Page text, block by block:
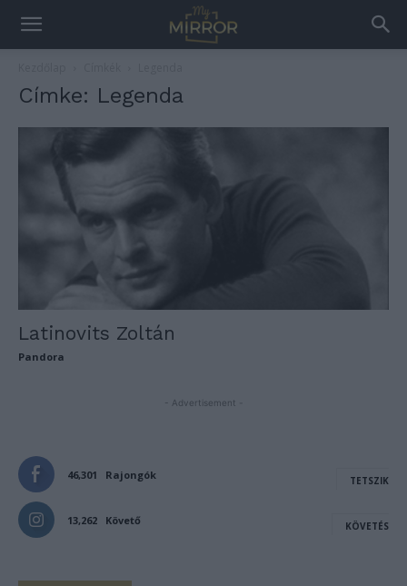
Címke: Legenda
Latinovits Zoltán
Pandora
- Advertisement -
46,301 Rajongók TETSZIK
13,262 Követő KÖVETÉS